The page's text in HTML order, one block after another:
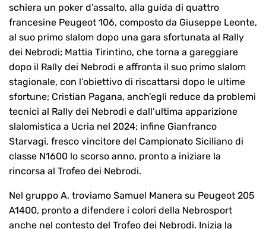
schiera un poker d’assalto, alla guida di quattro
francesine Peugeot 106, composto da Giuseppe Leonte,
al suo primo slalom dopo una gara sfortunata al Rally
dei Nebrodi; Mattia Tirintino, che torna a gareggiare
dopo il Rally dei Nebrodi e affronta il suo primo slalom
stagionale, con l’obiettivo di riscattarsi dopo le ultime
sfortune; Cristian Pagana, anch’egli reduce da problemi
tecnici al Rally dei Nebrodi e dall’ultima apparizione
slalomistica a Ucria nel 2024; infine Gianfranco
Starvagi, fresco vincitore del Campionato Siciliano di
classe N1600 lo scorso anno, pronto a iniziare la
rincorsa al Trofeo dei Nebrodi.
Nel gruppo A, troviamo Samuel Manera su Peugeot 205
A1400, pronto a difendere i colori della Nebrosport
anche nel contesto del Trofeo dei Nebrodi. Inizia la